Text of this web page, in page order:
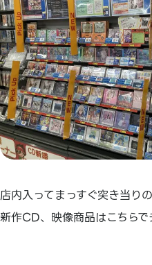
店内入ってまっすぐ突き当り
新作CD、映像商品はこちらで